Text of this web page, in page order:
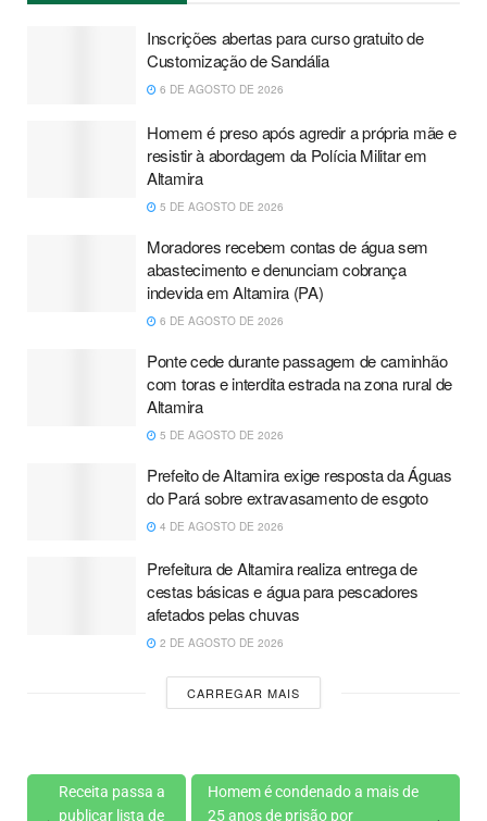
Inscrições abertas para curso gratuito de
Customização de Sandália
6 DE AGOSTO DE 2026
Homem é preso após agredir a própria mãe e
resistir à abordagem da Polícia Militar em
Altamira
5 DE AGOSTO DE 2026
Moradores recebem contas de água sem
abastecimento e denunciam cobrança
indevida em Altamira (PA)
6 DE AGOSTO DE 2026
Ponte cede durante passagem de caminhão
com toras e interdita estrada na zona rural de
Altamira
5 DE AGOSTO DE 2026
Prefeito de Altamira exige resposta da Águas
do Pará sobre extravasamento de esgoto
4 DE AGOSTO DE 2026
Prefeitura de Altamira realiza entrega de
cestas básicas e água para pescadores
afetados pelas chuvas
2 DE AGOSTO DE 2026
CARREGAR MAIS
Receita passa a
publicar lista de
Homem é condenado a mais de
25 anos de prisão por